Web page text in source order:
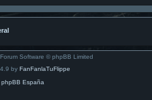
Software © phpBB Limited
by FanFanlaTuFlippe
phpBB España